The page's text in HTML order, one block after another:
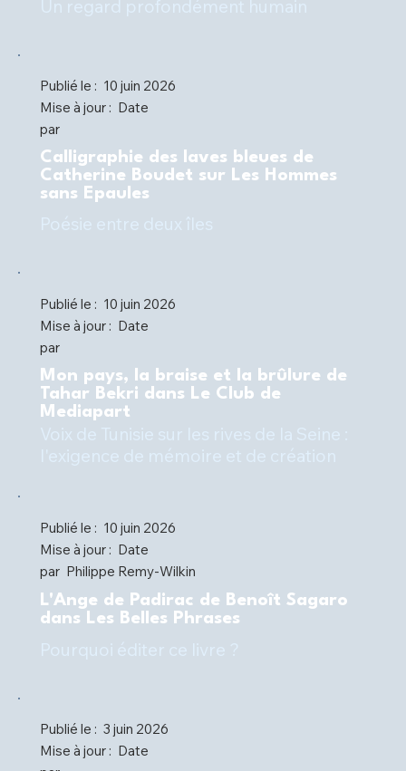
Publié le : 10 juin 2026
Mise à jour : Date
par
Calligraphie des laves bleues de
Catherine Boudet sur Les Hommes
sans Epaules
Publié le : 10 juin 2026
Mise à jour : Date
par
Mon pays, la braise et la brûlure de
Tahar Bekri dans Le Club de
Mediapart
Publié le : 10 juin 2026
Mise à jour : Date
par Philippe Remy-Wilkin
L'Ange de Padirac de Benoît Sagaro
dans Les Belles Phrases
Publié le : 3 juin 2026
Mise à jour : Date